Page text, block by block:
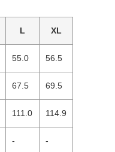
L XL
55.0 56.5
67.5 69.5
111.0 114.9
- -